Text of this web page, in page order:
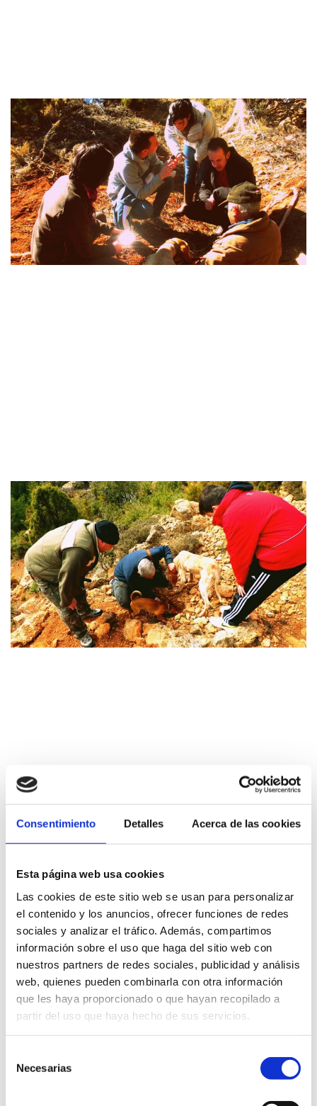
Consentimiento Detalles Acerca de las cookies
Esta página web usa cookies
Las cookies de este sitio web se usan para personalizar
el contenido y los anuncios, ofrecer funciones de redes
sociales y analizar el tráfico. Además, compartimos
información sobre el uso que haga del sitio web con
nuestros partners de redes sociales, publicidad y análisis
web, quienes pueden combinarla con otra información
que les haya proporcionado o que hayan recopilado a
partir del uso que haya hecho de sus servicios.
Necesarias